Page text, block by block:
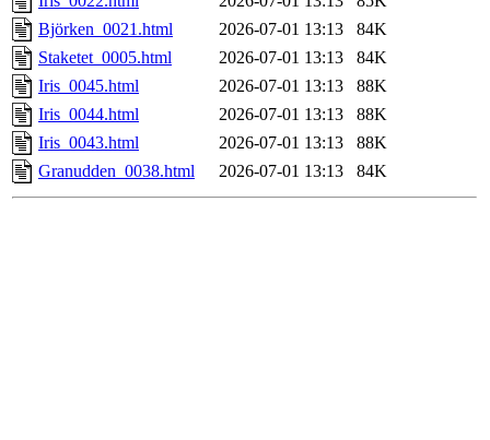
Björken_0021.html
2026-07-01 13:13
84K
Staketet_0005.html
2026-07-01 13:13
84K
Iris_0045.html
2026-07-01 13:13
88K
Iris_0044.html
2026-07-01 13:13
88K
Iris_0043.html
2026-07-01 13:13
88K
Granudden_0038.html
2026-07-01 13:13 84K